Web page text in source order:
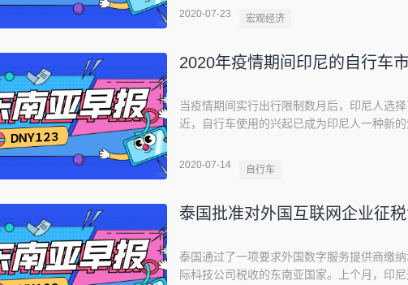
尼西亚政府还扩大了有资格申请减税的公司
府已拨款近500亿美元用于抗击新型冠状病
2020-07-23 宏观经济
2020年疫情期间印尼的自行车
当疫情期间实行出行限制数月后，印尼人选
近，自行车使用的兴起已成为印尼人一种新
尼成为流行趋势的3种主要自行车车型。通
间最抢手的自行车。从2020年3月1日到6月
2020-07-14 自行车
泰国批准对外国互联网企业征
泰国通过了一项要求外国数字服务提供商缴
际科技公司税收的东南亚国家。上个月，印